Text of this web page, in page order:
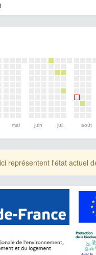
mai juin juil. août
représentent l'état actuel